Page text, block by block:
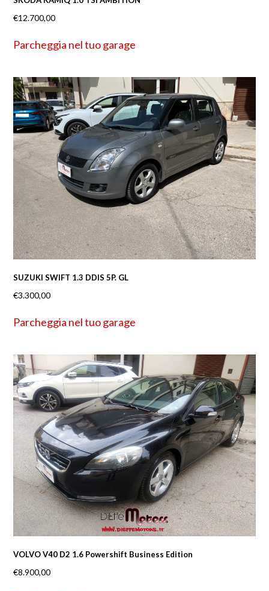
€12.700,00
Parcheggia nel tuo garage
SUZUKI SWIFT 1.3 DDIS 5P. GL
€3.300,00
Parcheggia nel tuo garage
VOLVO V40 D2 1.6 Powershift Business Edition
€8.900,00